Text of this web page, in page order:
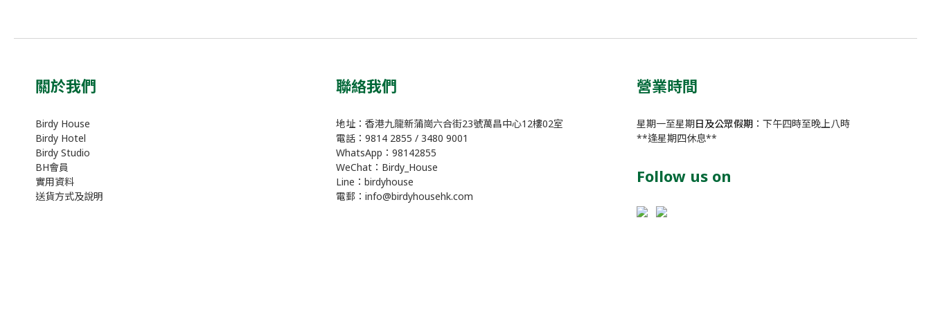
關於我們
Birdy House
Birdy Hotel
Birdy Studio
BH會員
實用資料
送貨方式及說明
聯絡我們
地址：香港九龍新蒲崗六合街23號萬昌中心12樓02室
電話：9814 2855 / 3480 9001
WhatsApp：98142855
WeChat：Birdy_House
Line：birdyhouse
電郵：info@birdyhousehk.com
營業時間
星期一至星期日及公眾假期 ：下午四時至晚上八時
**逢星期四休息**
Follow us on